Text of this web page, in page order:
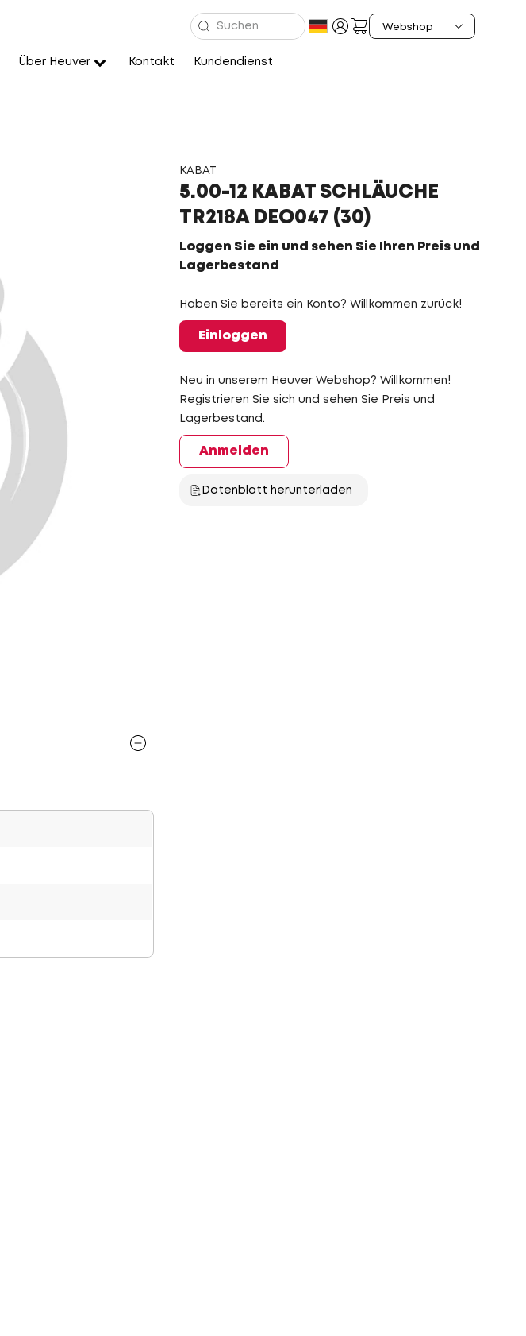
Über Heuver Kontakt Kundendienst
KABAT
5.00-12 KABAT SCHLÄUCHE
TR218A DEO047 (30)
Loggen Sie ein und sehen Sie Ihren Preis und
Lagerbestand
Haben Sie bereits ein Konto? Willkommen zurück!
Einloggen
Neu in unserem Heuver Webshop? Willkommen!
Registrieren Sie sich und sehen Sie Preis und
Lagerbestand.
Anmelden
Datenblatt herunterladen